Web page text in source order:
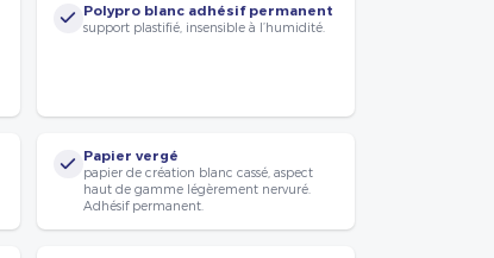
Polypro blanc adhésif permanent
support plastifié, insensible à l’humidité.
Papier vergé
papier de création blanc cassé, aspect
haut de gamme légèrement nervuré.
Adhésif permanent.